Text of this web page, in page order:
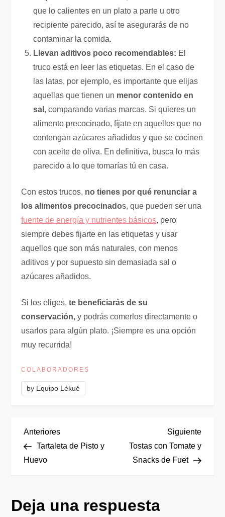
que lo calientes en un plato a parte u otro
recipiente parecido, así te asegurarás de no
contaminar la comida.
Llevan aditivos poco recomendables: El
truco está en leer las etiquetas. En el caso de
las latas, por ejemplo, es importante que elijas
aquellas que tienen un menor contenido en
sal, comparando varias marcas. Si quieres un
alimento precocinado, fíjate en aquellos que no
contengan azúcares añadidos y que se cocinen
con aceite de oliva. En definitiva, busca lo más
parecido a lo que tomarías tú en casa.
Con estos trucos, no tienes por qué renunciar a
los alimentos precocinados, que pueden ser una
fuente de energía y nutrientes básicos, pero
siempre debes fijarte en las etiquetas y usar
aquellos que son más naturales, con menos
aditivos y por supuesto sin demasiada sal o
azúcares añadidos.
Si los eliges, te beneficiarás de su
conservación, y podrás comerlos directamente o
usarlos para algún plato. ¡Siempre es una opción
muy recurrida!
COLABORADORES
by Equipo Lékué
N
a
e
Entrada
anterior
Anteriores
Tartaleta de Pisto y
Huevo
Siguiente
Tostas con Tomate y
Snacks de Fuet
Deja una respuesta